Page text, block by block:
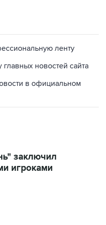
ленту
новостей сайта
в официальном
заключил
игроками